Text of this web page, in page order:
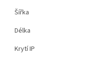
Šířka
Délka
Krytí IP